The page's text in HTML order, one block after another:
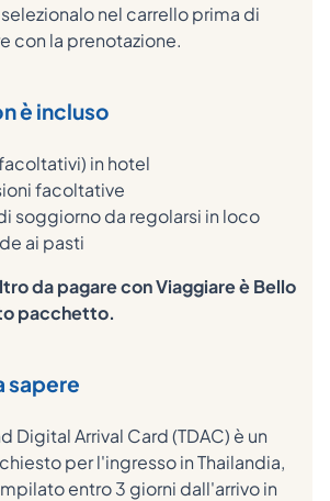
nel carrello prima di
con la prenotazione.
è incluso
in hotel
facoltative
soggiorno da regolarsi in loco
ai pasti
da pagare con Viaggiare è Bello
pacchetto.
sapere
Digital Arrival Card (TDAC) è un
per l'ingresso in Thailandia,
entro 3 giorni dall'arrivo in